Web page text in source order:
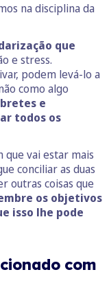
na disciplina da
que
e stress.
podem levá-lo a
como algo
e
todos os
que vai estar mais
conciliar as duas
outras coisas que
os objetivos
isso lhe pode
com